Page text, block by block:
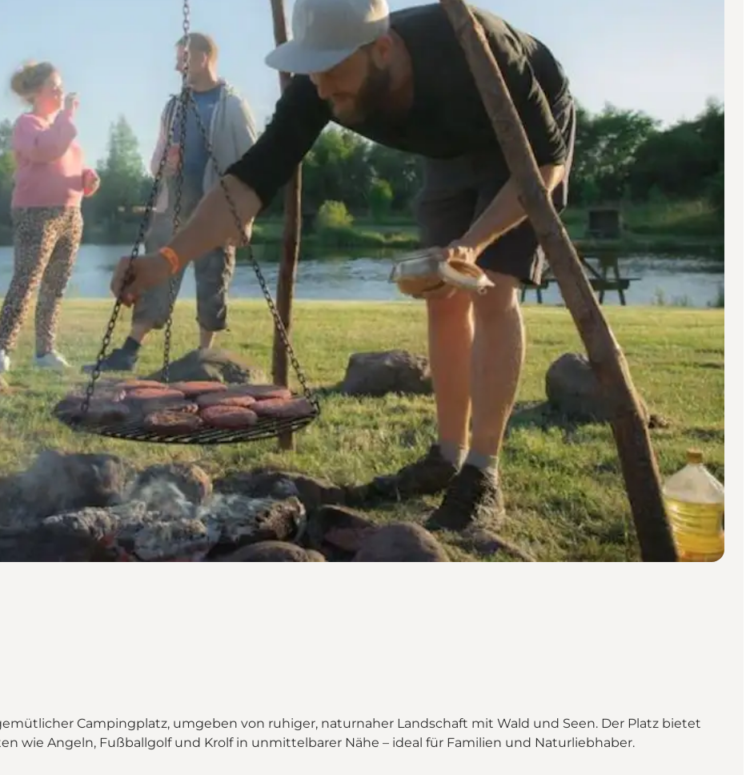
Campingplatz, umgeben von ruhiger, naturnaher Landschaft mit Wald und Seen. Der Platz bietet
wie Angeln, Fußballgolf und Krolf in unmittelbarer Nähe – ideal für Familien und Naturliebhaber.